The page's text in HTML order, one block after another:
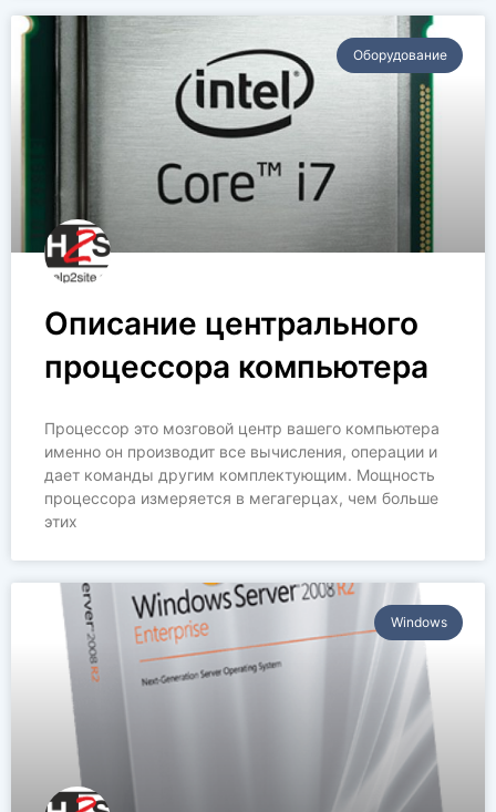
Оборудование
Описание центрального
процессора компьютера
Процессор это мозговой центр вашего компьютера
именно он производит все вычисления, операции и
дает команды другим комплектующим. Мощность
процессора измеряется в мегагерцах, чем больше
этих
Windows